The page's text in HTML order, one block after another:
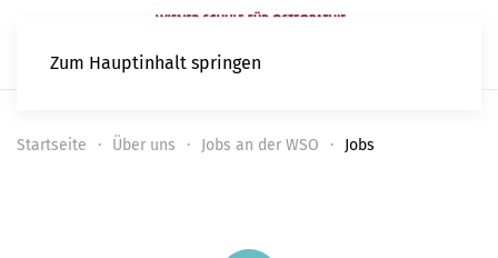
Zum Hauptinhalt springen
Startseite Über uns Jobs an der WSO Jobs